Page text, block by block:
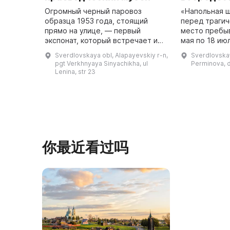
Огромный черный паровоз
образца 1953 года, стоящий
прямо на улице, — первый
экспонат, который встречает и
Музей открылся 9 мая 1984 года.
Он представляет собой
Sverdlovskaya obl, Alapayevskiy r-n,
pgt Verkhnyaya Sinyachikha, ul
Lenina, str 23
«Напольная
перед
место
мая по 18
убиты на
Perminova,
你最近看过吗